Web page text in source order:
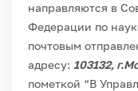
направляются в
Федерации по
почтовым
адресу: 103132,
пометкой “В